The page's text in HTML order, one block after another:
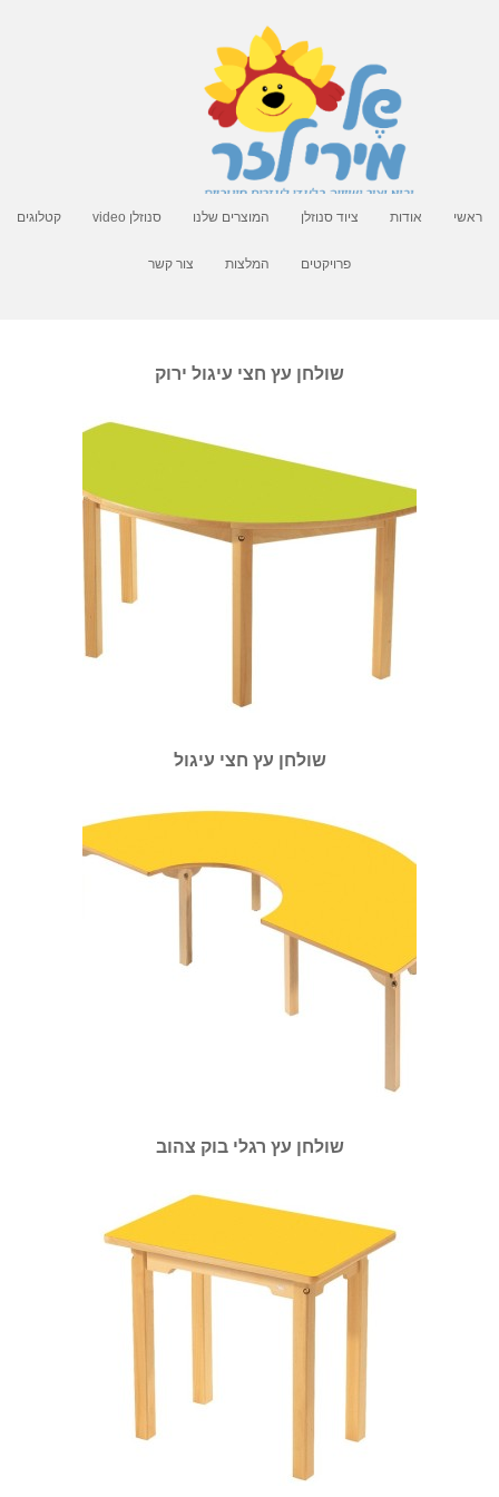
ראשי אודות ציוד סנוזלן המוצרים שלנו סנוזלן video קטלוגים
פרויקטים המלצות צור קשר
שולחן עץ חצי עיגול ירוק
שולחן עץ חצי עיגול
שולחן עץ רגלי בוק צהוב